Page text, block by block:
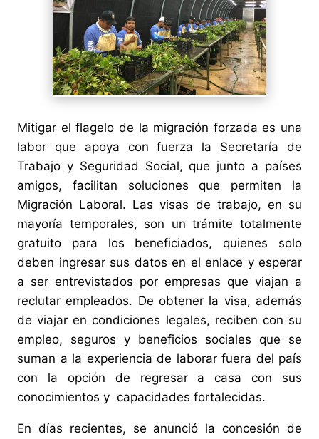
Mitigar el flagelo de la migración forzada es una
labor que apoya con fuerza la Secretaría de
Trabajo y Seguridad Social, que junto a países
amigos, facilitan soluciones que permiten la
Migración Laboral. Las visas de trabajo, en su
mayoría temporales, son un trámite totalmente
gratuito para los beneficiados, quienes solo
deben ingresar sus datos en el enlace y esperar
a ser entrevistados por empresas que viajan a
reclutar empleados. De obtener la visa, además
de viajar en condiciones legales, reciben con su
empleo, seguros y beneficios sociales que se
suman a la experiencia de laborar fuera del país
con la opción de regresar a casa con sus
conocimientos y capacidades fortalecidas.
En días recientes, se anunció la concesión de